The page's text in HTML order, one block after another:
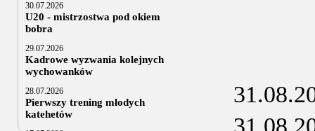
30.07.2026
U20 - mistrzostwa pod okiem
bobra
29.07.2026
Kadrowe wyzwania kolejnych
wychowanków
28.07.2026
Pierwszy trening młodych
katehetów